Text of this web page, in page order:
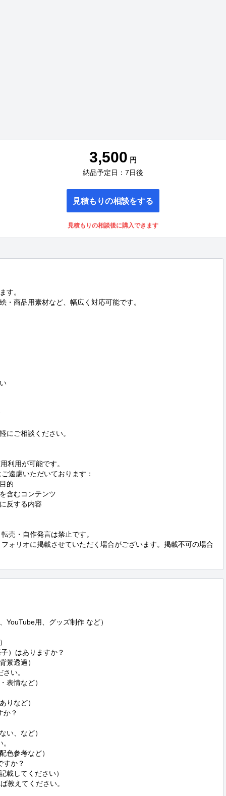
3,500 円
納品予定日：7日後
見積もりの相談をする
見積もりの相談後に購入できます
す。
・商品用素材など、幅広く対応可能です。
にご相談ください。
的
含むコンテンツ
反する内容
用、グッズ制作 など）
透過）
い。
情など）
りなど）
か？
、など）
参考など）
すか？
してください）
教えてください。